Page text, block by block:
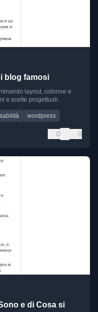
blog famosi
layout, colonne e
e scelte progettuali.
wordpress
0 0
e di Cosa si